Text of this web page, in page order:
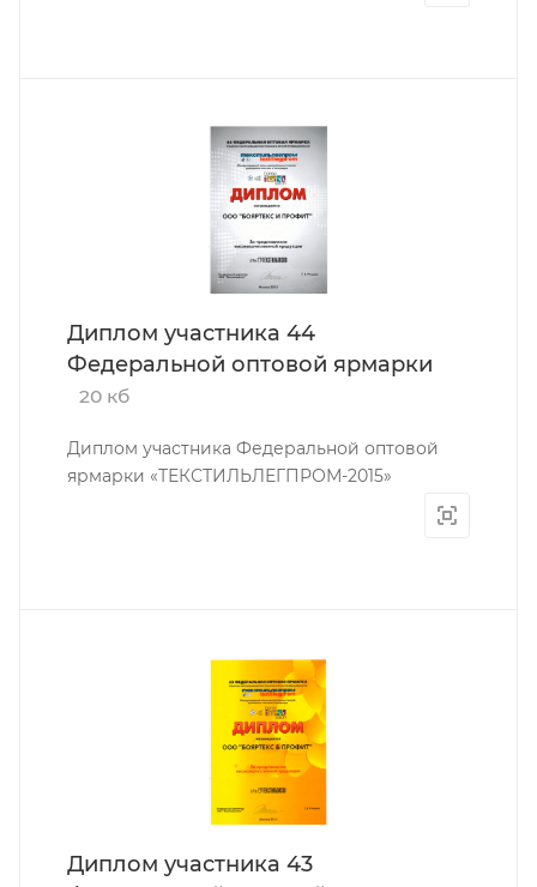
Диплом участника 44
Федеральной оптовой ярмарки
20 кб
Диплом участника Федеральной оптовой
ярмарки «ТЕКСТИЛЬЛЕГПРОМ-2015»
Диплом участника 43